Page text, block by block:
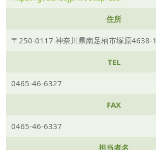
住所
〒250-0117 神奈川県南足柄市塚原4638-1
TEL
0465-46-6327
FAX
0465-46-6337
担当者名